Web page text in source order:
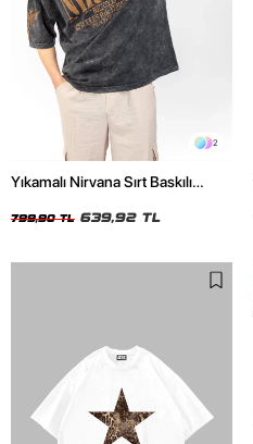
2
Yıkamalı Nirvana Sırt Baskılı
799,90 TL 639,92 TL